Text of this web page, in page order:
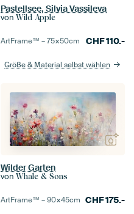
Pastellsee, Silvia Vassileva
von Wild Apple
ArtFrame™ –75×50cm CHF110.-
Größe & Material selbst wählen
Wilder Garten
von Whale & Sons
ArtFrame™ –90×45cm CHF175.-